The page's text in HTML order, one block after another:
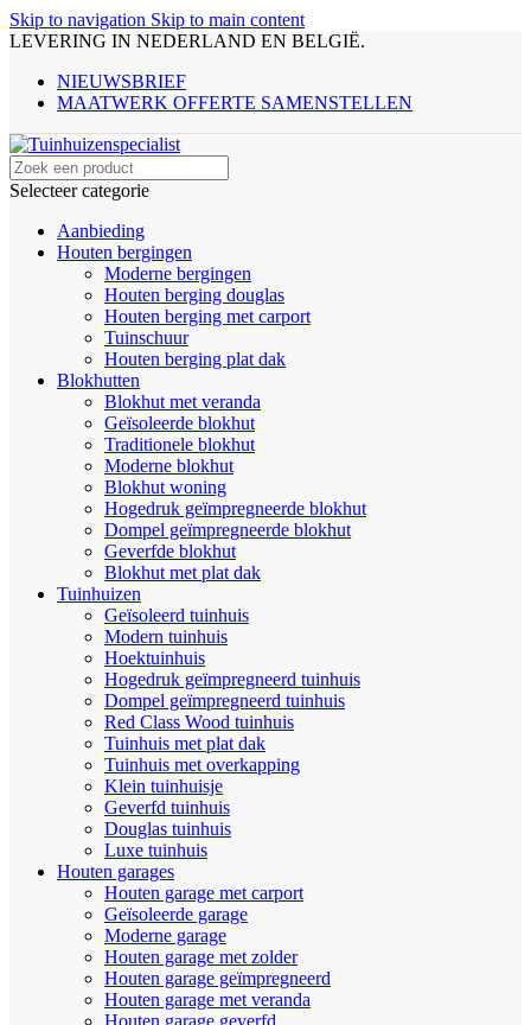
Skip to navigation Skip to main content
LEVERING IN NEDERLAND EN BELGIË.
NIEUWSBRIEF
MAATWERK OFFERTE SAMENSTELLEN
Selecteer categorie
Aanbieding
Houten bergingen
Moderne bergingen
Houten berging douglas
Houten berging met carport
Tuinschuur
Houten berging plat dak
Blokhutten
Blokhut met veranda
Geïsoleerde blokhut
Traditionele blokhut
Moderne blokhut
Blokhut woning
Hogedruk geïmpregneerde blokhut
Dompel geïmpregneerde blokhut
Geverfde blokhut
Blokhut met plat dak
Tuinhuizen
Geïsoleerd tuinhuis
Modern tuinhuis
Hoektuinhuis
Hogedruk geïmpregneerd tuinhuis
Dompel geïmpregneerd tuinhuis
Red Class Wood tuinhuis
Tuinhuis met plat dak
Tuinhuis met overkapping
Klein tuinhuisje
Geverfd tuinhuis
Douglas tuinhuis
Luxe tuinhuis
Houten garages
Houten garage met carport
Geïsoleerde garage
Moderne garage
Houten garage met zolder
Houten garage geïmpregneerd
Houten garage met veranda
Houten garage geverfd